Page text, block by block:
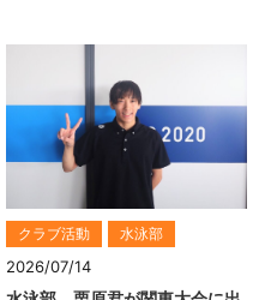
クラブ活動 水泳部
2026/07/14